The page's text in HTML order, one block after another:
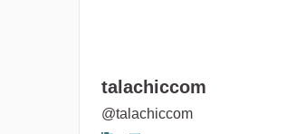
talachiccom
@talachiccom